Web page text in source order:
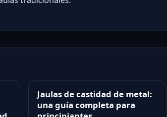
Jaulas de castidad de metal:
una guía completa para